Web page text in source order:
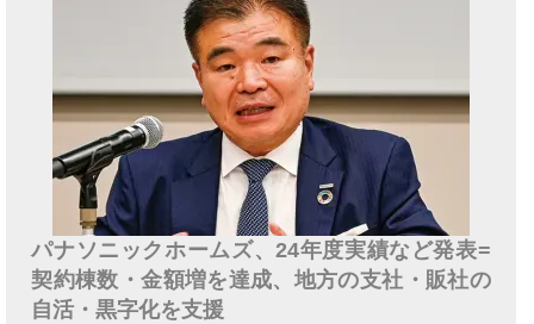
パナソニックホームズ、24年度実績など発表=
契約棟数・金額増を達成、地方の支社・販社の
自活・黒字化を支援